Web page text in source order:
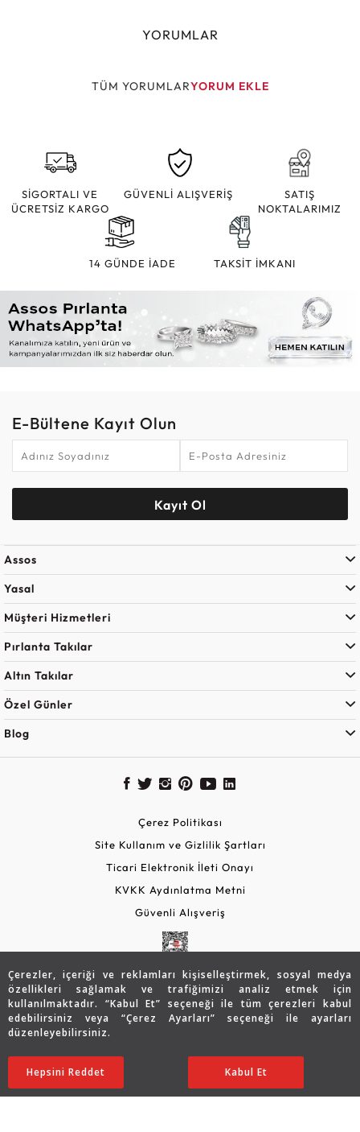
Çerezler, içeriği ve reklamları kişiselleştirmek, sosyal medya
özellikleri sağlamak ve trafiğimizi analiz etmek için
kullanılmaktadır. “Kabul Et” seçeneği ile tüm çerezleri kabul
edebilirsiniz veya “Çerez Ayarları” seçeneği ile ayarları
düzenleyebilirsiniz.
Ayarları Düzenle
Hepsini Reddet Kabul Et
77.147 TL
61.691TL
58.606 TL SATIN ALIN
YORUMLAR
TÜM YORUMLARYORUM EKLE
SİGORTALI VE
ÜCRETSİZ KARGO
GÜVENLİ ALIŞVERİŞ
SATIŞ
NOKTALARIMIZ
14 GÜNDE İADE TAKSİT İMKANI
E-Bültene Kayıt Olun
Kayıt Ol
Assos
Yasal
Müşteri Hizmetleri
Pırlanta Takılar
Altın Takılar
Özel Günler
Blog
Çerez Politikası
Site Kullanım ve Gizlilik Şartları
Ticari Elektronik İleti Onayı
KVKK Aydınlatma Metni
Güvenli Alışveriş
Copyright © 2026 Assos Pırlanta - Bu sitenin tüm hakları